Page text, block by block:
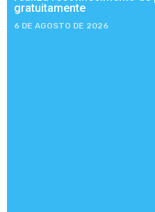
gratuitamente
6 DE AGOSTO DE 2026